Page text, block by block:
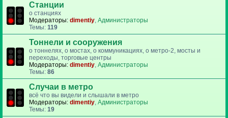
Станции
о станциях
Модераторы: dimentiy, Администраторы
Темы: 119
Тоннели и сооружения
о тоннелях, о мостах, о коммуникациях, о метро-2, мосты и
переходы, торговые центры
Модераторы: dimentiy, Администраторы
Темы: 86
Случаи в метро
всё что вы видели и слышали в метро
Модераторы: dimentiy, Администраторы
Темы: 19